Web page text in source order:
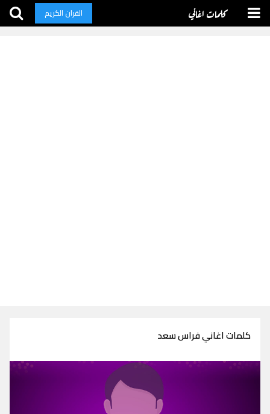
كلمات اغاني القران الكريم
كلمات اغاني فراس سعد